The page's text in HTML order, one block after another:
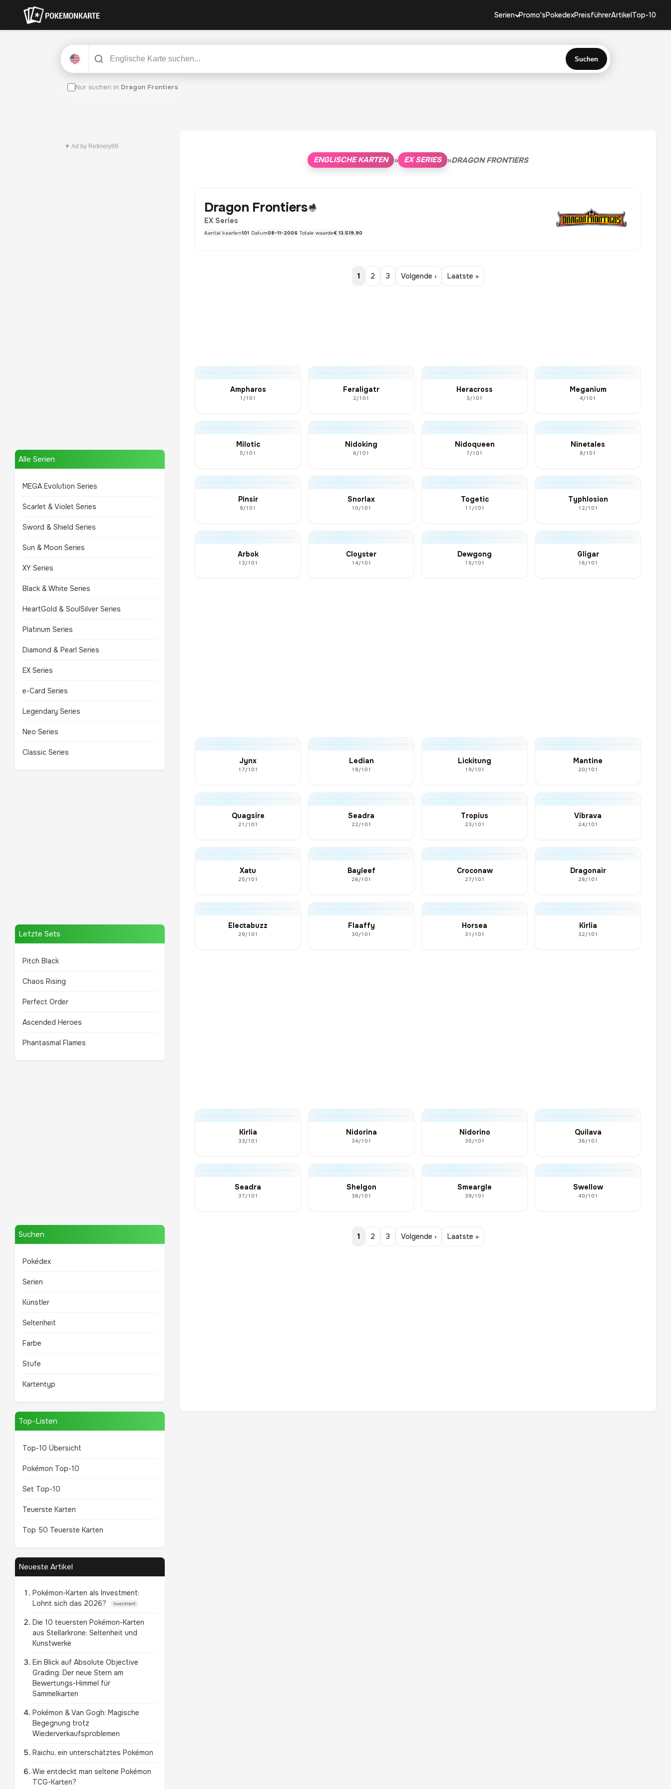
Serien Promo'sPokedexPreisführerArtikelTop-10
Suchen
Nur suchen in Dragon Frontiers
▼ Ad by Refinery89
Alle Serien
MEGA Evolution Series
Scarlet & Violet Series
Sword & Shield Series
Sun & Moon Series
XY Series
Black & White Series
HeartGold & SoulSilver Series
Platinum Series
Diamond & Pearl Series
EX Series
e-Card Series
Legendary Series
Neo Series
Classic Series
Letzte Sets
Pitch Black
Chaos Rising
Perfect Order
Ascended Heroes
Phantasmal Flames
TOP 10 POKÉMON
Suchen
Pokédex
Serien
Künstler
Seltenheit
Farbe
Stufe
Kartentyp
Top-Listen
Top-10 Übersicht
Pokémon Top-10
Set Top-10
Teuerste Karten
Top 50 Teuerste Karten
Neueste Artikel
Pokémon-Karten als Investment:
Lohnt sich das 2026?
Investment
Die 10 teuersten Pokémon-Karten
aus Stellarkrone: Seltenheit und
Kunstwerke
Ein Blick auf Absolute Objective
Grading: Der neue Stern am
Bewertungs-Himmel für
Sammelkarten
Pokémon & Van Gogh: Magische
Begegnung trotz
Wiederverkaufsproblemen
Raichu, ein unterschätztes Pokémon
Wie entdeckt man seltene Pokémon
TCG-Karten?
ENGLISCHE KARTEN » EX SERIES »DRAGON FRONTIERS
Dragon Frontiers
EX Series
Aantal kaarten101 Datum08-11-2006 Totale waarde€ 13.519,90
1 2 3 Volgende › Laatste »
Ampharos
1/101
Feraligatr
2/101
Heracross
3/101
Meganium
4/101
Milotic
5/101
Nidoking
6/101
Nidoqueen
7/101
Ninetales
8/101
Pinsir
9/101
Snorlax
10/101
Togetic
11/101
Typhlosion
12/101
Arbok
13/101
Cloyster
14/101
Dewgong
15/101
Gligar
16/101
Jynx
17/101
Ledian
18/101
Lickitung
19/101
Mantine
20/101
Quagsire
21/101
Seadra
22/101
Tropius
23/101
Vibrava
24/101
Xatu
25/101
Bayleef
26/101
Croconaw
27/101
Dragonair
28/101
Electabuzz
29/101
Flaaffy
30/101
Horsea
31/101
Kirlia
32/101
Kirlia
33/101
Nidorina
34/101
Nidorino
35/101
Quilava
36/101
Seadra
37/101
Shelgon
38/101
Smeargle
39/101
Swellow
40/101
1 2 3 Volgende › Laatste »